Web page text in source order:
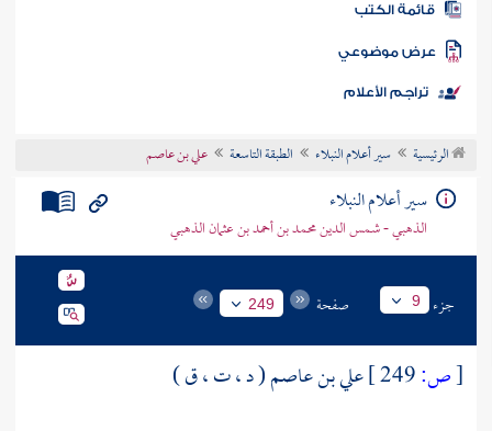
المكتبة
الكتب
موضوعي
تراجم الأعلام
الرئيسية سير أعلام النبلاء الطبقة التاسعة علي بن عاصم
سير أعلام النبلاء
الذهبي - شمس الدين محمد بن أحمد بن عثمان الذهبي
جزء 9 صفحة 249
[ص:
علي بن عاصم ( د ، ت ، ق )